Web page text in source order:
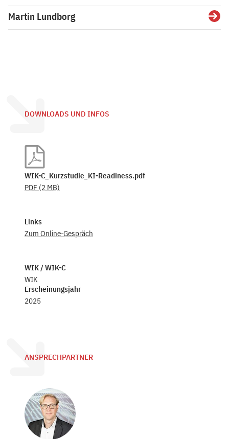
Martin Lundborg
DOWNLOADS UND INFOS
WIK-C_Kurzstudie_KI-Readiness.pdf
PDF (2 MB)
Links
Zum Online-Gespräch
WIK / WIK-C
WIK
Erscheinungsjahr
2025
ANSPRECHPARTNER